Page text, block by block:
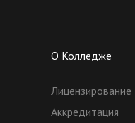
О Колледже
Лицензирование
Аккредитация